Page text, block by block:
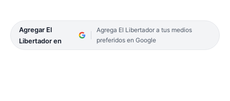
Agregar El
Libertador en
Agrega El Libertador a tus medios
preferidos en Google